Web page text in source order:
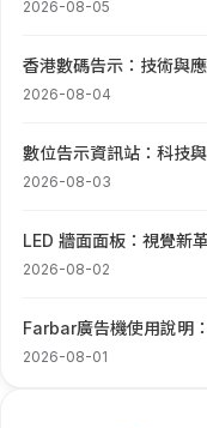
2026-08-05
香港數碼告示：技術與
2026-08-04
數位告示資訊站：科技
2026-08-03
LED 牆面面板：視覺新
2026-08-02
Farbar廣告機使用說明
2026-08-01